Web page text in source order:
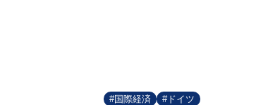
#国際経済 #ドイツ